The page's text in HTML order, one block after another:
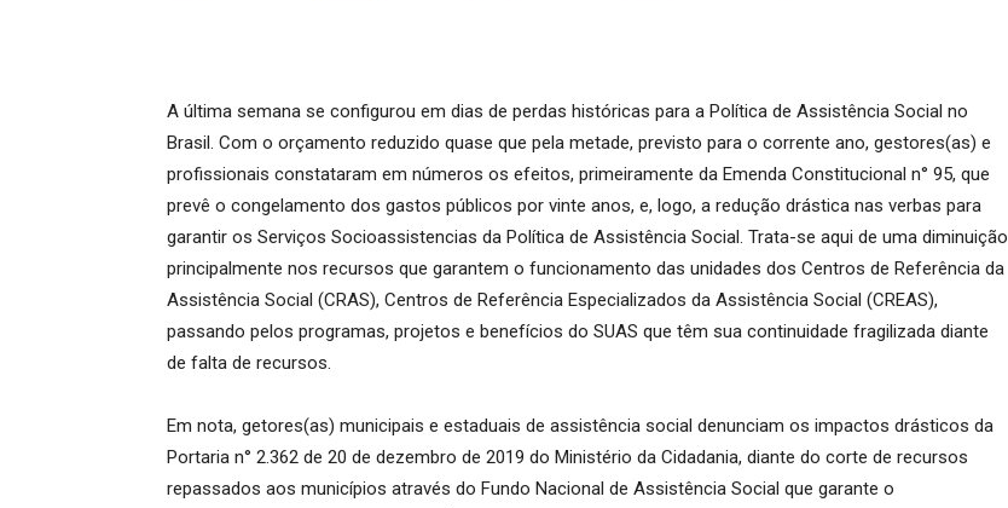
A última semana se configurou em dias de perdas históricas para a Política de Assistência Social no
Brasil. Com o orçamento reduzido quase que pela metade, previsto para o corrente ano, gestores(as) e
profissionais constataram em números os efeitos, primeiramente da Emenda Constitucional n° 95, que
prevê o congelamento dos gastos públicos por vinte anos, e, logo, a redução drástica nas verbas para
garantir os Serviços Socioassistencias da Política de Assistência Social. Trata-se aqui de uma diminuição
principalmente nos recursos que garantem o funcionamento das unidades dos Centros de Referência da
Assistência Social (CRAS), Centros de Referência Especializados da Assistência Social (CREAS),
passando pelos programas, projetos e benefícios do SUAS que têm sua continuidade fragilizada diante
de falta de recursos.
Em nota, getores(as) municipais e estaduais de assistência social denunciam os impactos drásticos da
Portaria n° 2.362 de 20 de dezembro de 2019 do Ministério da Cidadania, diante do corte de recursos
repassados aos municípios através do Fundo Nacional de Assistência Social que garante o